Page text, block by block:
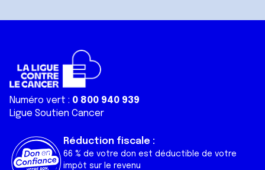
Numéro vert : 0 800 940 939
Ligue Soutien Cancer
Réduction fiscale :
66 % de votre don est déductible de votre
impôt sur le revenu